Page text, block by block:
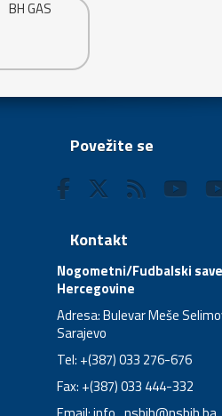
Povežite se
Kontakt
Nogometni/Fudbalski
Hercegovine
Adresa: Bulevar Meše
Sarajevo
Tel: +(387) 033 276-676
Fax: +(387) 033 444-332